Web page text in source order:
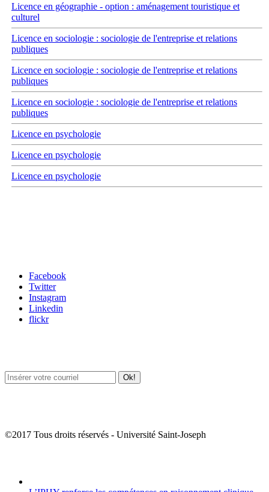
Licence en géographie - option : aménagement touristique et
culturel
Licence en sociologie : sociologie de l'entreprise et relations
publiques
Licence en sociologie : sociologie de l'entreprise et relations
publiques
Licence en sociologie : sociologie de l'entreprise et relations
publiques
Licence en psychologie
Licence en psychologie
Licence en psychologie
Facebook
Twitter
Instagram
Linkedin
flickr
©2017 Tous droits réservés - Université Saint-Joseph